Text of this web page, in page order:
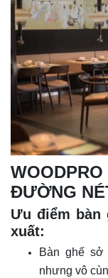
ĐƯỜNG
Ưu điểm bàn
xuất:
Bàn ghế
nhưng vô